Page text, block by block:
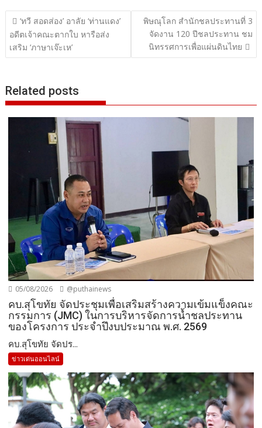
แนะแนว
เรื่อง
‘ทวี สอดส่อง’ อาลัย ‘ท่านแดง’
อดีตเจ้าคณะตากใบ หารือส่ง
เสริม ‘ภาษาเจ๊ะเห’
พิษณุโลก สำนักชลประทานที่ 3
จัดงาน 120 ปีชลประทาน ชม
นิทรรศการเพื่อแผ่นดินไทย
Related posts
05/08/2026 @puthainews
คบ.สุโขทัย จัดประชุมเพื่อเสริมสร้างความเข้มแข็งคณะ
กรรมการ (JMC) ในการบริหารจัดการน้ำชลประทาน
ของโครงการ ประจำปึงบประมาณ พ.ศ. 2569
คบ.สุโขทัย จัดปร...
ข่าวเด่นออนไลน์